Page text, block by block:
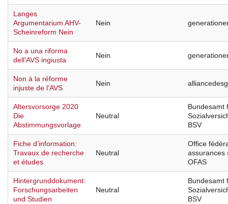
Langes
Argumentarium AHV-
Scheinreform Nein
Nein
No a una riforma
dell'AVS ingiusta
Nein
Non à la réforme
injuste de l'AVS
Nein
Altersvorsorge 2020
Die
Abstimmungsvorlage
Neutral
Bundesamt
BSV
Fiche d’information:
Travaux de recherche
et études
Neutral
Office
assurances
OFAS
Hintergrunddokument:
Forschungsarbeiten
und Studien
Neutral
Bundesamt
BSV